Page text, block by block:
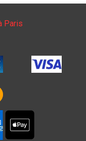
Paris